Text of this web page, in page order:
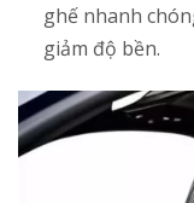
ghế nhanh
giảm độ bền.